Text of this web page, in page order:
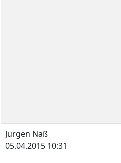
Jürgen Naß
05.04.2015 10:31